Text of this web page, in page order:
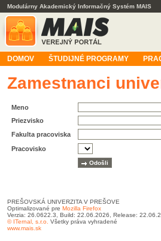
Modulárny Akademický Informačný Systém MAIS
DOMOV ŠTUDIJNÉ PROGRAMY
Zamestnanci
Meno
Priezvisko
Fakulta pracoviska
Pracovisko
PREŠOVSKÁ UNIVERZITA V PREŠOVE
Optimalizované pre Mozilla Firefox
Verzia: 26.0622.3, Build: 22.06.2026, Release:
© ITernal, s.r.o. Všetky práva vyhradené
www.mais.sk